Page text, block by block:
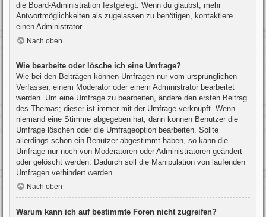
die Board-Administration festgelegt. Wenn du glaubst, mehr
Antwortmöglichkeiten als zugelassen zu benötigen, kontaktiere
einen Administrator.
Nach oben
Wie bearbeite oder lösche ich eine Umfrage?
Wie bei den Beiträgen können Umfragen nur vom ursprünglichen
Verfasser, einem Moderator oder einem Administrator bearbeitet
werden. Um eine Umfrage zu bearbeiten, ändere den ersten Beitrag
des Themas; dieser ist immer mit der Umfrage verknüpft. Wenn
niemand eine Stimme abgegeben hat, dann können Benutzer die
Umfrage löschen oder die Umfrageoption bearbeiten. Sollte
allerdings schon ein Benutzer abgestimmt haben, so kann die
Umfrage nur noch von Moderatoren oder Administratoren geändert
oder gelöscht werden. Dadurch soll die Manipulation von laufenden
Umfragen verhindert werden.
Nach oben
Warum kann ich auf bestimmte Foren nicht zugreifen?